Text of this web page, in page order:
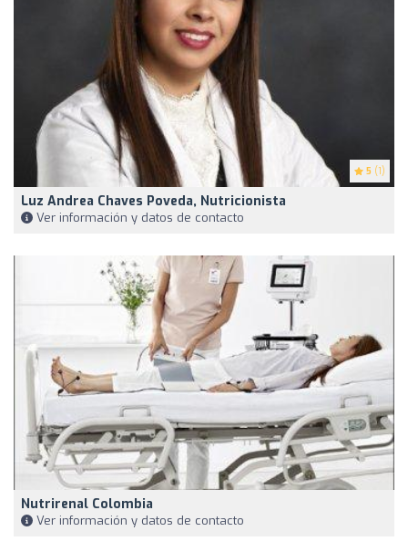
5 (1)
Luz Andrea Chaves Poveda, Nutricionista
Ver información y datos de contacto
Nutrirenal Colombia
Ver información y datos de contacto